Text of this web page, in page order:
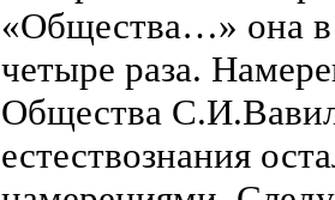
«Общества…» она в
четыре раза.
Общества
естествознания